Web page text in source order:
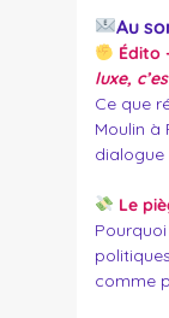
Au
Édito
luxe,
Ce que
Moulin à
dialogue
Le
comme